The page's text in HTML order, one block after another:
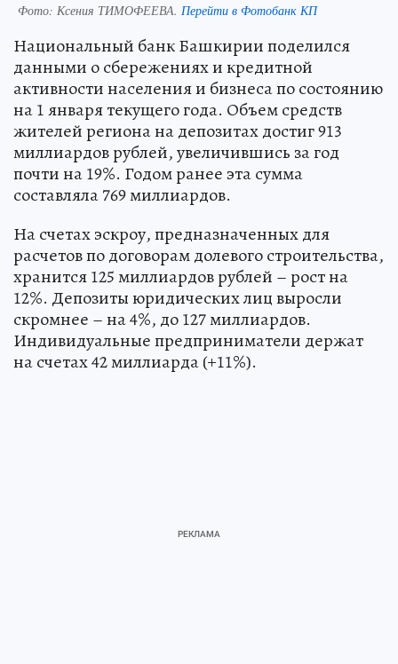
Фото: Ксения ТИМОФЕЕВА. Перейти в Фотобанк КП
Национальный банк Башкирии поделился
данными о сбережениях и кредитной
активности населения и бизнеса по состоянию
на 1 января текущего года. Объем средств
жителей региона на депозитах достиг 913
миллиардов рублей, увеличившись за год
почти на 19%. Годом ранее эта сумма
составляла 769 миллиардов.
На счетах эскроу, предназначенных для
расчетов по договорам долевого строительства,
хранится 125 миллиардов рублей – рост на
12%. Депозиты юридических лиц выросли
скромнее – на 4%, до 127 миллиардов.
Индивидуальные предприниматели держат
на счетах 42 миллиарда (+11%).